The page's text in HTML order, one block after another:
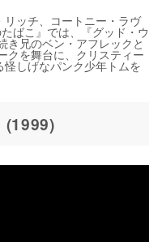
ッチ、コートニー・ラヴ
ばこ』では、『グッド・ウ
き兄のベン・アフレックと
クを舞台に、クリスティー
しげなパンク少年トムを
(1999)